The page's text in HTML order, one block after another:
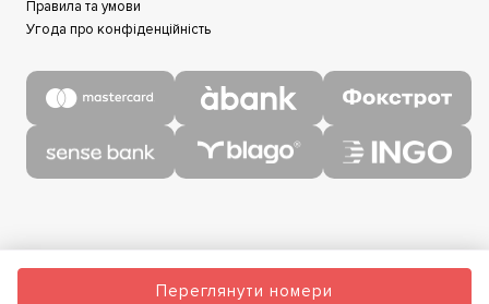
Переглянути номери
Правила та умови
Угода про конфіденційність